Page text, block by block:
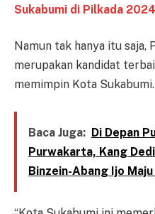
Sukabumi di Pilkada 2024
Namun tak hanya itu saja,
merupakan kandidat
memimpin Kota Sukabumi.
Baca Juga: Di Depan
Purwakarta, Kang
Binzein-Abang Ijo